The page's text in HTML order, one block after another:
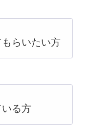
らいたい方
る方